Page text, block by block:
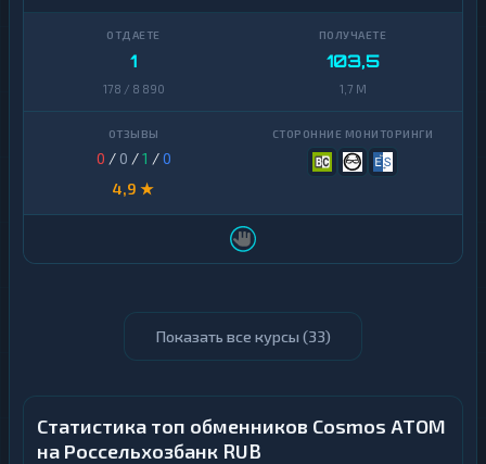
1
178 / 8 890
103,5
1,7 M
0 / 0 /1 /0
4,9 ★
Показать все курсы (33)
Статистика топ обменников Cosmos ATOM
на Россельхозбанк RUB